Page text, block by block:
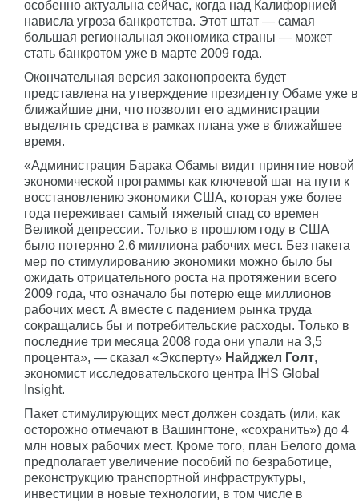
особенно актуальна сейчас, когда над Калифорнией
нависла угроза банкротства. Этот штат — самая
большая региональная экономика страны — может
стать банкротом уже в марте 2009 года.
Окончательная версия законопроекта будет
представлена на утверждение президенту Обаме уже в
ближайшие дни, что позволит его администрации
выделять средства в рамках плана уже в ближайшее
время.
«Администрация Барака Обамы видит принятие новой
экономической программы как ключевой шаг на пути к
восстановлению экономики США, которая уже более
года переживает самый тяжелый спад со времен
Великой депрессии. Только в прошлом году в США
было потеряно 2,6 миллиона рабочих мест. Без пакета
мер по стимулированию экономики можно было бы
ожидать отрицательного роста на протяжении всего
2009 года, что означало бы потерю еще миллионов
рабочих мест. А вместе с падением рынка труда
сокращались бы и потребительские расходы. Только в
последние три месяца 2008 года они упали на 3,5
процента», — сказал «Эксперту» Найджел Голт,
экономист исследовательского центра IHS Global
Insight.
Пакет стимулирующих мест должен создать (или, как
осторожно отмечают в Вашингтоне, «сохранить») до 4
млн новых рабочих мест. Кроме того, план Белого дома
предполагает увеличение пособий по безработице,
реконструкцию транспортной инфраструктуры,
инвестиции в новые технологии, в том числе в